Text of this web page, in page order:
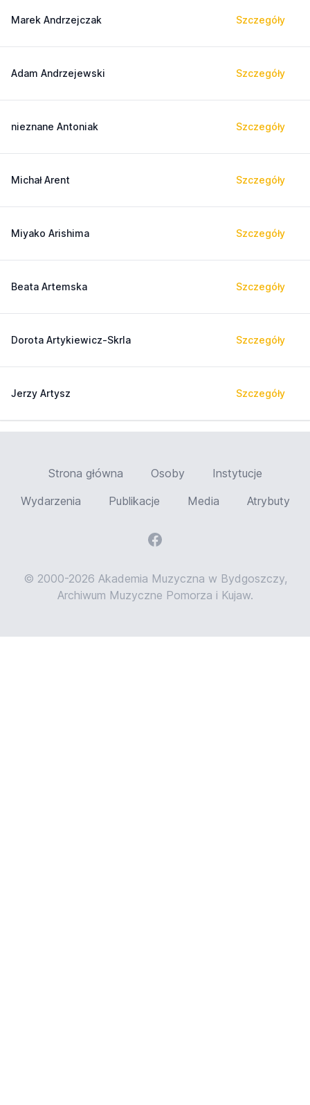
Marek Andrzejczak Szczegóły
Adam Andrzejewski Szczegóły
nieznane Antoniak Szczegóły
Michał Arent Szczegóły
Miyako Arishima Szczegóły
Beata Artemska Szczegóły
Dorota Artykiewicz-Skrla Szczegóły
Jerzy Artysz Szczegóły
Strona główna Osoby
Instytucje
Wydarzenia
Publikacje Media Atrybuty
© 2000-2026 Akademia Muzyczna w Bydgoszczy,
Archiwum Muzyczne Pomorza i Kujaw.